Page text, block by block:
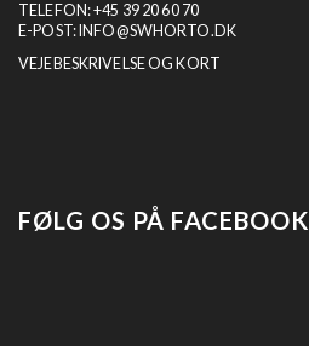
TELEFON:+45 39 20 60 70
E-POST: INFO@SWHORTO.DK
VEJEBESKRIVELSE OG KORT
FØLG OS PÅ FACEBOOK